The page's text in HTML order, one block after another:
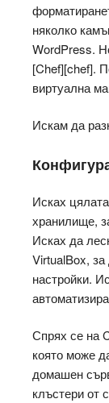
няколко
WordPress.
[Chef][chef].
виртуална
Искам да
Исках
хранилище,
Исках да
VirtualBox,
настройки.
Спрях се на
която може
домашен
клъстери от